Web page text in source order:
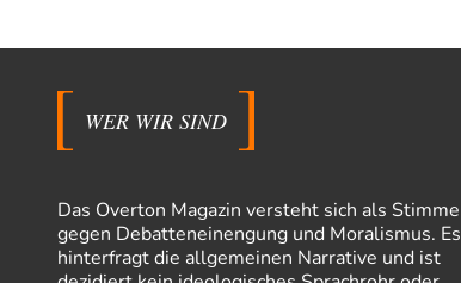
WER WIR SIND
Das Overton Magazin versteht sich als Stimme
gegen Debatteneinengung und Moralismus. Es
hinterfragt die allgemeinen Narrative und ist